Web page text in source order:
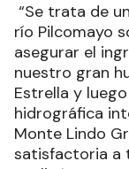
“Se trata de
río Pilcomayo
asegurar el
nuestro gran
Estrella y
hidrográfica
Monte Lindo
satisfactoria a